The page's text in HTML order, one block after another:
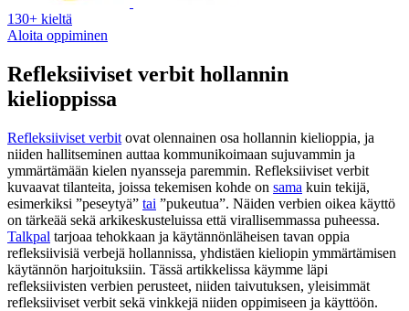
130+ kieltä
Aloita oppiminen
Refleksiiviset verbit hollannin
kielioppissa
Refleksiiviset verbit ovat olennainen osa hollannin kielioppia, ja
niiden hallitseminen auttaa kommunikoimaan sujuvammin ja
ymmärtämään kielen nyansseja paremmin. Refleksiiviset verbit
kuvaavat tilanteita, joissa tekemisen kohde on sama kuin tekijä,
esimerkiksi ”peseytyä” tai ”pukeutua”. Näiden verbien oikea käyttö
on tärkeää sekä arkikeskusteluissa että virallisemmassa puheessa.
Talkpal tarjoaa tehokkaan ja käytännönläheisen tavan oppia
refleksiivisiä verbejä hollannissa, yhdistäen kieliopin ymmärtämisen
käytännön harjoituksiin. Tässä artikkelissa käymme läpi
refleksiivisten verbien perusteet, niiden taivutuksen, yleisimmät
refleksiiviset verbit sekä vinkkejä niiden oppimiseen ja käyttöön.